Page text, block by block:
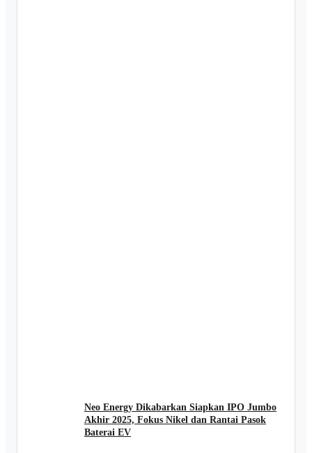
Neo Energy Dikabarkan Siapkan IPO Jumbo
Akhir 2025, Fokus Nikel dan Rantai Pasok
Baterai EV